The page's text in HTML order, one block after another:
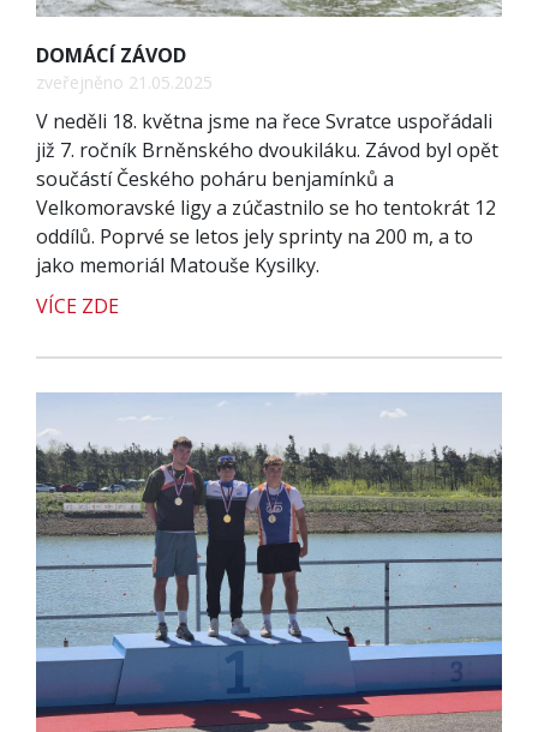
DOMÁCÍ ZÁVOD
zveřejněno 21.05.2025
V neděli 18. května jsme na řece Svratce uspořádali
již 7. ročník Brněnského dvoukiláku. Závod byl opět
součástí Českého poháru benjamínků a
Velkomoravské ligy a zúčastnilo se ho tentokrát 12
oddílů. Poprvé se letos jely sprinty na 200 m, a to
jako memoriál Matouše Kysilky.
VÍCE ZDE